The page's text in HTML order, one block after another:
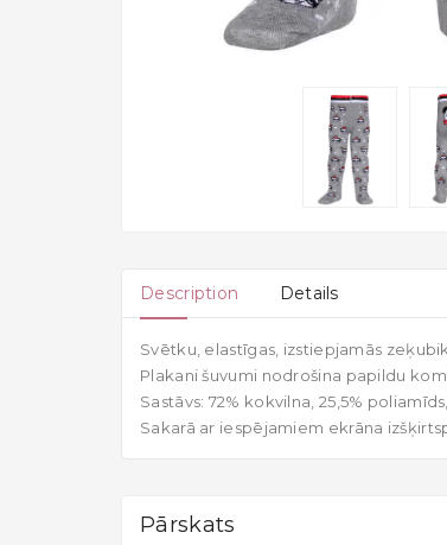
Description Details
Svētku, elastīgas, izstiepjamās
Plakani šuvumi nodrošina papildu
Sastāvs: 72% kokvilna, 25,5%
Sakarā ar iespējamiem ekrāna
Pārskats